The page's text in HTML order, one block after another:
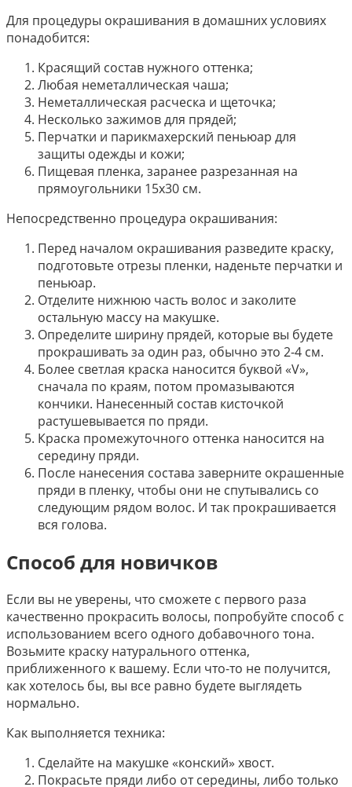
Для процедуры окрашивания в домашних условиях
понадобится:
Красящий состав нужного оттенка;
Любая неметаллическая чаша;
Неметаллическая расческа и щеточка;
Несколько зажимов для прядей;
Перчатки и парикмахерский пеньюар для
защиты одежды и кожи;
Пищевая пленка, заранее разрезанная на
прямоугольники 15х30 см.
Непосредственно процедура окрашивания:
Перед началом окрашивания разведите краску,
подготовьте отрезы пленки, наденьте перчатки и
пеньюар.
Отделите нижнюю часть волос и заколите
остальную массу на макушке.
Определите ширину прядей, которые вы будете
прокрашивать за один раз, обычно это 2-4 см.
Более светлая краска наносится буквой «V»,
сначала по краям, потом промазываются
кончики. Нанесенный состав кисточкой
растушевывается по пряди.
Краска промежуточного оттенка наносится на
середину пряди.
После нанесения состава заверните окрашенные
пряди в пленку, чтобы они не спутывались со
следующим рядом волос. И так прокрашивается
вся голова.
Способ для новичков
Если вы не уверены, что сможете с первого раза
качественно прокрасить волосы, попробуйте способ с
использованием всего одного добавочного тона.
Возьмите краску натурального оттенка,
приближенного к вашему. Если что-то не получится,
как хотелось бы, вы все равно будете выглядеть
нормально.
Как выполняется техника:
Сделайте на макушке «конский» хвост.
Покрасьте пряди либо от середины, либо только